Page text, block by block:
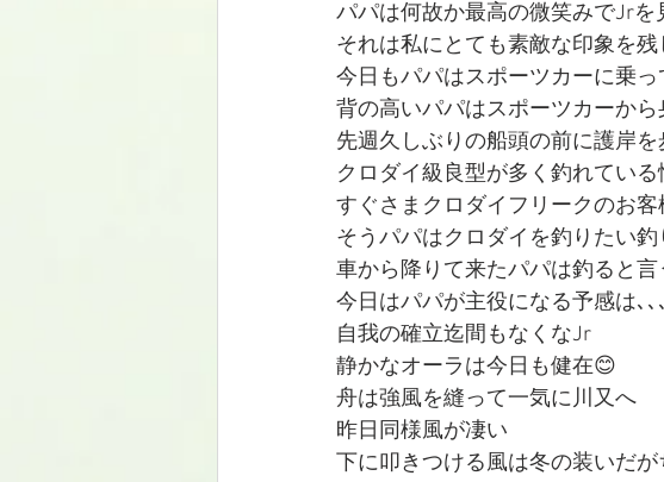
パパは何故か最高の微笑みでJrを
それは私にとても素敵な印象を残
今日もパパはスポーツカーに乗
背の高いパパはスポーツカーか
先週久しぶりの船頭の前に護岸を
クロダイ級良型が多く釣れている
すぐさまクロダイフリークのお
そうパパはクロダイを釣りたい
車から降りて来たパパは釣ると
今日はパパが主役になる予感は､､
自我の確立迄間もなくなJr
静かなオーラは今日も健在😊
舟は強風を縫って一気に川又へ
昨日同様風が凄い
下に叩きつける風は冬の装いだ